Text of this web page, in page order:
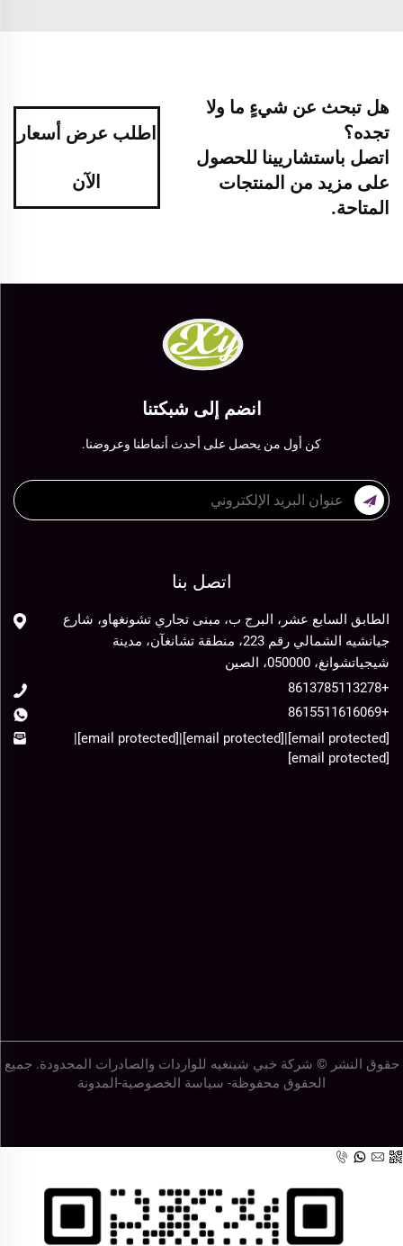
هل تبحث عن شيءٍ ما ولا
تجده؟
اتصل باستشاريينا للحصول
على مزيد من المنتجات
المتاحة.
اطلب عرض أسعار
الآن
انضم إلى شبكتنا
كن أول من يحصل على أحدث أنماطنا وعروضنا.
اتصل بنا
الطابق السابع عشر، البرج ب، مبنى تجاري تشونغهاو، شارع
جيانشيه الشمالي رقم 223، منطقة تشانغآن، مدينة
شيجياتشوانغ، 050000، الصين
+8613785113278
+8615511616069
[email protected]
|
[email protected]
|
[email protected]
|
[email protected]
حقوق النشر © شركة خبي شينغيه للواردات والصادرات المحدودة. جميع
الحقوق محفوظة- سياسة الخصوصية-المدونة